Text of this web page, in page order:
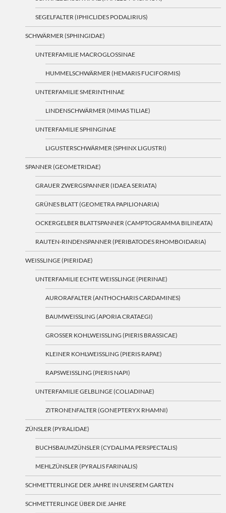
SEGELFALTER (IPHICLIDES PODALIRIUS)
SCHWÄRMER (SPHINGIDAE)
UNTERFAMILIE MACROGLOSSINAE
HUMMELSCHWÄRMER (HEMARIS FUCIFORMIS)
UNTERFAMILIE SMERINTHINAE
LINDENSCHWÄRMER (MIMAS TILIAE)
UNTERFAMILIE SPHINGINAE
LIGUSTERSCHWÄRMER (SPHINX LIGUSTRI)
SPANNER (GEOMETRIDAE)
GRAUER ZWERGSPANNER (IDAEA SERIATA)
GRÜNES BLATT (GEOMETRA PAPILIONARIA)
OCKERGELBER BLATTSPANNER (CAMPTOGRAMMA BILINEATA)
RAUTEN-RINDENSPANNER (PERIBATODES RHOMBOIDARIA)
WEISSLINGE (PIERIDAE)
UNTERFAMILIE ECHTE WEISSLINGE (PIERINAE)
AURORAFALTER (ANTHOCHARIS CARDAMINES)
BAUMWEISSLING (APORIA CRATAEGI)
GROSSER KOHLWEISSLING (PIERIS BRASSICAE)
KLEINER KOHLWEISSLING (PIERIS RAPAE)
RAPSWEISSLING (PIERIS NAPI)
UNTERFAMILIE GELBLINGE (COLIADINAE)
ZITRONENFALTER (GONEPTERYX RHAMNI)
ZÜNSLER (PYRALIDAE)
BUCHSBAUMZÜNSLER (CYDALIMA PERSPECTALIS)
MEHLZÜNSLER (PYRALIS FARINALIS)
SCHMETTERLINGE DER JAHRE IN UNSEREM GARTEN
SCHMETTERLINGE ÜBER DIE JAHRE